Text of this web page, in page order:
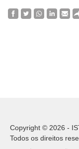
Copyright © 2026 -
Todos os direitos